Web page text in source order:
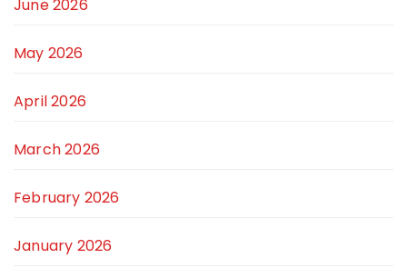
June 2026
May 2026
April 2026
March 2026
February 2026
January 2026